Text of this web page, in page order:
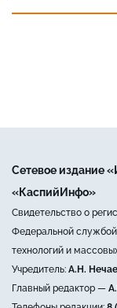
Сетевое издание
«КаспийИнфо»
Свидетельство о
Федеральной
технологий и
Учредитель: А.Н.
Главный редактор —